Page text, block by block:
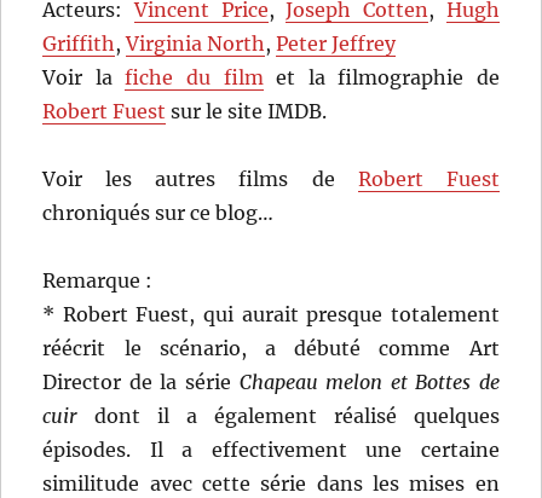
Acteurs:Vincent Price,Joseph Cotten, Hugh
Griffith,Virginia North,Peter Jeffrey
Voir lafiche du filmet la filmographie de
Robert Fuest sur le site IMDB.
Voir les autres films de Robert Fuest
chroniqués sur ce blog…
Remarque :
* Robert Fuest, qui aurait presque totalement
réécrit le scénario, a débuté comme Art
Director de la série Chapeau melon et Bottes de
cuir dont il a également réalisé quelques
épisodes. Il a effectivement une certaine
similitude avec cette série dans les mises en